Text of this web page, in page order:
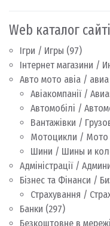
Web каталог
Ігри / Игры (97)
Інтернет магазини /
Авто мото авіа / авиа
Авіакомпанії /
Автомобілі /
Вантажівки /
Мотоцикли / Мото
Шини / Шины и
Адміністрації /
Бізнес та Фінанси /
Страхування /
Банки (297)
Безкоштовне в